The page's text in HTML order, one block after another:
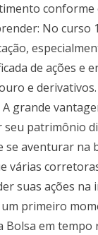
conforme
No curso
de ações e
e
A grande
patrimônio
aventurar na
várias
suas ações
primeiro
Bolsa em tempo